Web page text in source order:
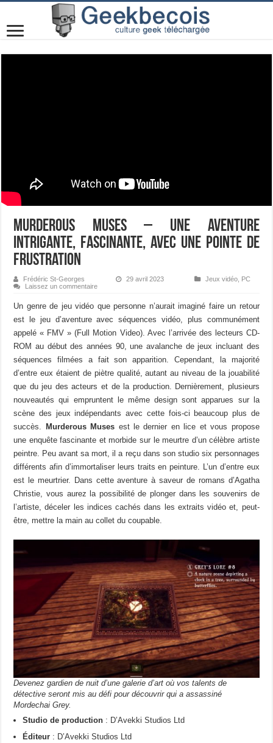
Murderous Muses – Une aventure
intrigante, fascinante, avec une pointe de
frustration
Frédéric St-Georges 29 avril 2023 Jeux vidéo, PC
Laissez un commentaire
Un genre de jeu vidéo que personne n’aurait imaginé faire un retour
est le jeu d’aventure avec séquences vidéo, plus communément
appelé « FMV » (Full Motion Video). Avec l’arrivée des lecteurs CD-
ROM au début des années 90, une avalanche de jeux incluant des
séquences filmées a fait son apparition. Cependant, la majorité
d’entre eux étaient de piètre qualité, autant au niveau de la jouabilité
que du jeu des acteurs et de la production. Dernièrement, plusieurs
nouveautés qui empruntent le même design sont apparues sur la
scène des jeux indépendants avec cette fois-ci beaucoup plus de
succès.
Murderous Muses est le dernier en lice et vous propose
une enquête fascinante et morbide sur le meurtre d’un célèbre artiste
peintre. Peu avant sa mort, il a reçu dans son studio six personnages
différents afin d’immortaliser leurs traits en peinture. L’un d’entre eux
est le meurtrier. Dans cette aventure à saveur de romans d’Agatha
Christie, vous aurez la possibilité de plonger dans les souvenirs de
l’artiste, déceler les indices cachés dans les extraits vidéo et, peut-
être, mettre la main au collet du coupable.
Devenez gardien de nuit d’une galerie d’art où vos talents de
détective seront mis au défi pour découvrir qui a assassiné
Mordechai Grey.
Studio de production : D’Avekki Studios Ltd
Éditeur : D’Avekki Studios Ltd